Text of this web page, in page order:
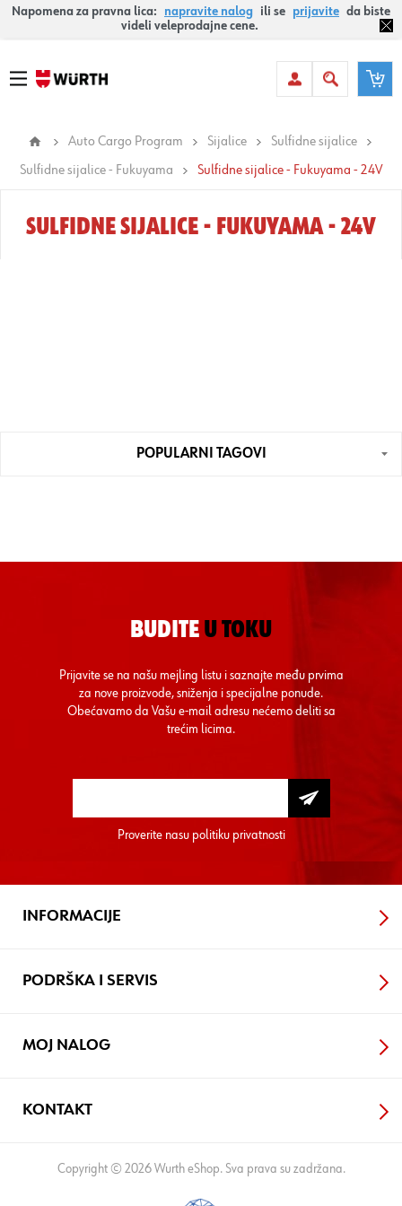
Napomena za pravna lica: napravite nalog ili se prijavite da biste
videli veleprodajne cene.
Auto Cargo Program Sijalice
Sulfidne sijalice
Sulfidne sijalice - Fukuyama
Sulfidne sijalice - Fukuyama - 24V
SULFIDNE SIJALICE - FUKUYAMA - 24V
POPULARNI TAGOVI
BUDITE U TOKU
Prijavite se na našu mejling listu i saznajte među prvima
za nove proizvode, sniženja i specijalne ponude.
Obećavamo da Vašu e-mail adresu nećemo deliti sa
trećim licima.
Proverite nasu politiku privatnosti
INFORMACIJE
PODRŠKA I SERVIS
MOJ NALOG
KONTAKT
Copyright © 2026 Wurth eShop. Sva prava su zadržana.